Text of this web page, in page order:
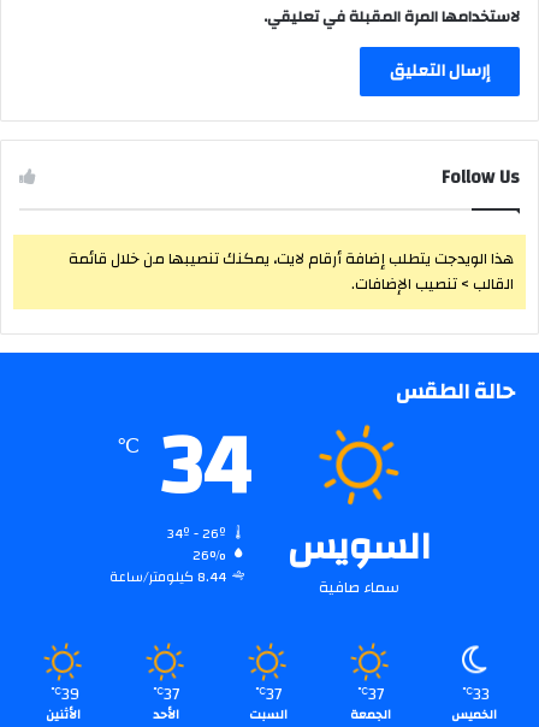
لاستخدامها المرة المقبلة في تعليقي.
Follow Us
هذا الويدجت يتطلب إضافة أرقام لايت، يمكنك تنصيبها من خلال قائمة
القالب > تنصيب الإضافات.
حالة الطقس
السويس
سماء صافية
34
℃
26%
8.44 كيلومتر/ساعة
33
℃
الخميس
37
℃
الجمعة
37
℃
السبت
37
℃
الأحد
39
℃
الأثنين